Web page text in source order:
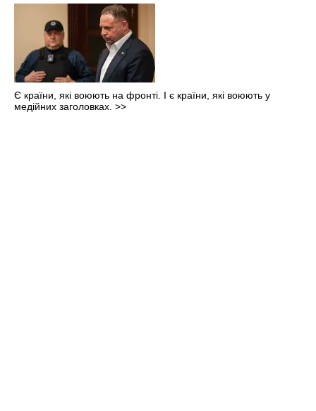
Є країни, які воюють на фронті. І є країни, які воюють у
медійних заголовках. >>